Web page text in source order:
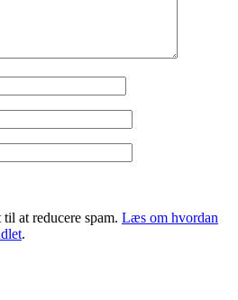
at reducere spam. Læs om hvordan
.